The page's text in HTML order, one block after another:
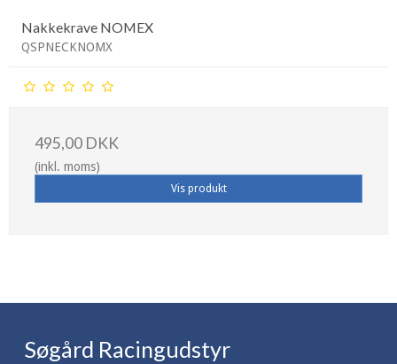
Nakkekrave NOMEX
QSPNECKNOMX
495,00 DKK
(inkl. moms)
Vis produkt
Søgård Racingudstyr